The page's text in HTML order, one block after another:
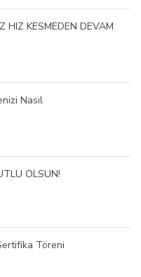
HIZ KESMEDEN DEVAM
Nasıl
OLSUN!
Töreni